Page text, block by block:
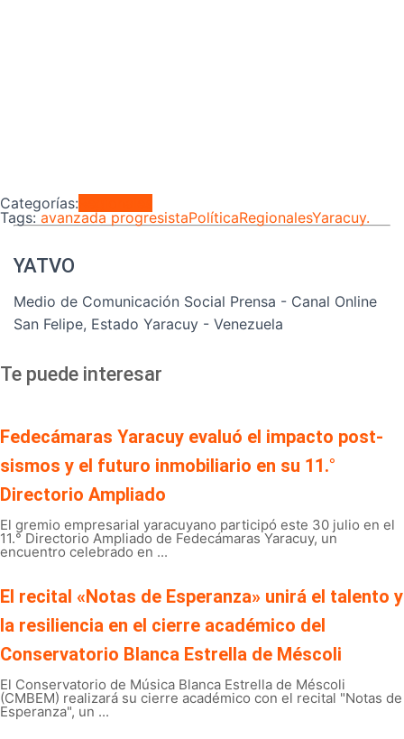
Categorías:
Tags:avanzada progresistaPolíticaRegionalesYaracuy.
YATVO
Medio de Comunicación Social Prensa - Canal Online
San Felipe, Estado Yaracuy - Venezuela
Te puede interesar
Fedecámaras Yaracuy evaluó el impacto post-
sismos y el futuro inmobiliario en su 11.°
Directorio Ampliado
El gremio empresarial yaracuyano participó este 30 julio en el
11.° Directorio Ampliado de Fedecámaras Yaracuy, un
encuentro celebrado en ...
El recital «Notas de Esperanza» unirá el talento y
la resiliencia en el cierre académico del
Conservatorio Blanca Estrella de Méscoli
El Conservatorio de Música Blanca Estrella de Méscoli
(CMBEM) realizará su cierre académico con el recital "Notas de
Esperanza", un ...